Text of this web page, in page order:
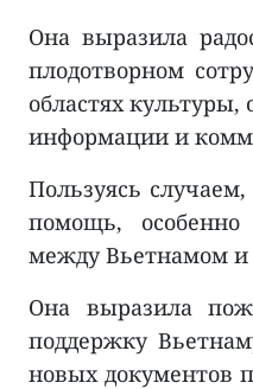
Она выразила
плодотворном
областях
информации и
Пользуясь
помощь,
между Вьетнамом и
Она выразила
поддержку
новых документов